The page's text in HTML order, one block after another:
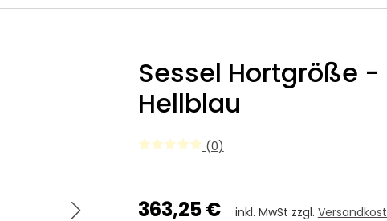
Sessel Hortgröße
Hellblau
(0)
363,25 € inkl. MwSt zzgl.